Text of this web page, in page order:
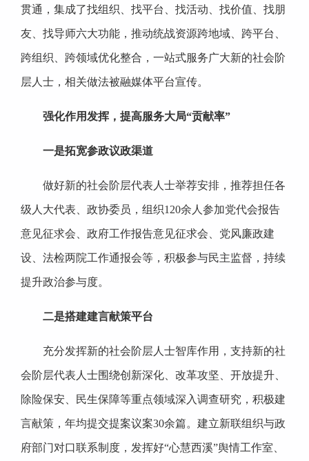
贯通，集成了找组织、找平台、找活动、找价值、找朋
友、找导师六大功能，推动统战资源跨地域、跨平台、
跨组织、跨领域优化整合，一站式服务广大新的社会阶
层人士，相关做法被融媒体平台宣传。
强化作用发挥，提高服务大局“贡献率”
一是拓宽参政议政渠道
做好新的社会阶层代表人士举荐安排，推荐担任各
级人大代表、政协委员，组织120余人参加党代会报告
意见征求会、政府工作报告意见征求会、党风廉政建
设、法检两院工作通报会等，积极参与民主监督，持续
提升政治参与度。
二是搭建建言献策平台
充分发挥新的社会阶层人士智库作用，支持新的社
会阶层代表人士围绕创新深化、改革攻坚、开放提升、
除险保安、民生保障等重点领域深入调查研究，积极建
言献策，年均提交提案议案30余篇。建立新联组织与政
府部门对口联系制度，发挥好“心慧西溪”舆情工作室、